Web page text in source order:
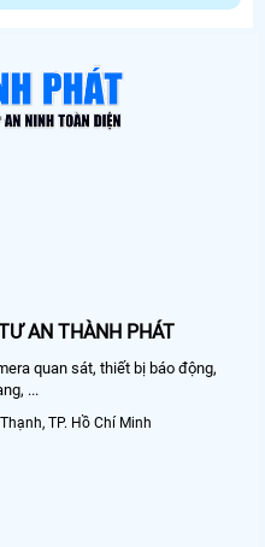
AN THÀNH PHÁT
quan sát, thiết bị báo động,
...
TP. Hồ Chí Minh